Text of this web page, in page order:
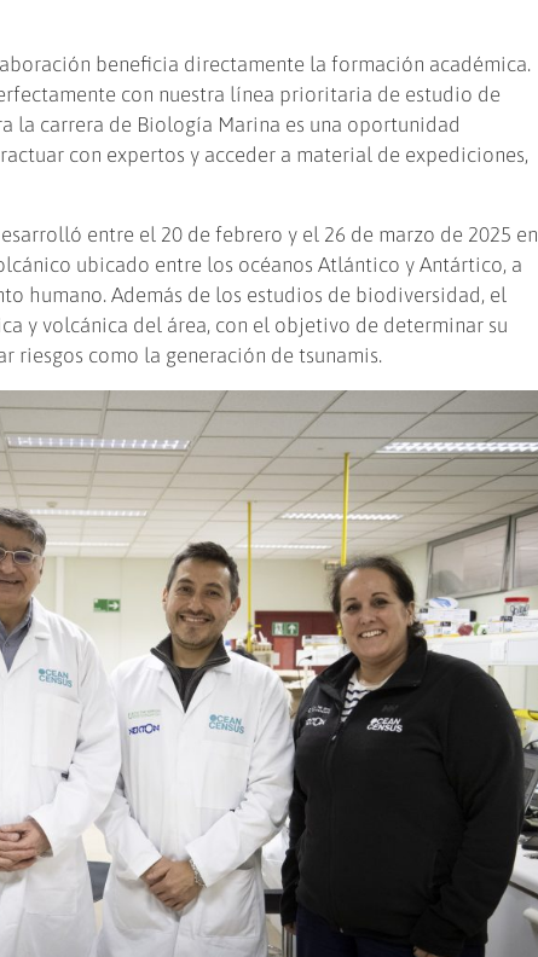
beneficia directamente la formación académica.
con nuestra línea prioritaria de estudio de
la carrera de Biología Marina es una oportunidad
con expertos y acceder a material de expediciones,
entre el 20 de febrero y el 26 de marzo de 2025 en
ubicado entre los océanos Atlántico y Antártico, a
humano. Además de los estudios de biodiversidad, el
y volcánica del área, con el objetivo de determinar su
riesgos como la generación de tsunamis.